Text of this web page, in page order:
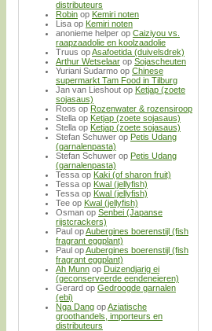
distributeurs
Robin op Kemiri noten
Lisa op Kemiri noten
anonieme helper op Caiziyou vs.
raapzaadolie en koolzaadolie
Truus opAsafoetida (duivelsdrek)
Arthur Wetselaar op Sojascheuten
Yuriani Sudarmo op Chinese
supermarkt Tam Food in Tilburg
Jan van Lieshout op Ketjap (zoete
sojasaus)
Roos op Rozenwater & rozensiroop
Stella op Ketjap (zoete sojasaus)
Stella op Ketjap (zoete sojasaus)
Stefan Schuwer op Petis Udang
(garnalenpasta)
Stefan Schuwer op Petis Udang
(garnalenpasta)
Tessa op Kaki (of sharon fruit)
Tessa op Kwal (jellyfish)
Tessa op Kwal (jellyfish)
Tee op Kwal (jellyfish)
Osman op Senbei (Japanse
rijstcrackers)
Paul opAubergines boerenstijl (fish
fragrant eggplant)
Paul opAubergines boerenstijl (fish
fragrant eggplant)
Ah Munn op Duizendjarig ei
(geconserveerde eendeneieren)
Gerard op Gedroogde garnalen
(ebi)
Nga Dang opAziatische
groothandels, importeurs en
distributeurs